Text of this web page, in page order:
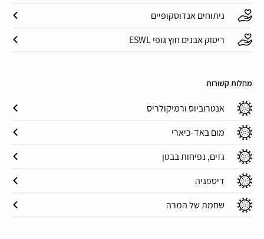
ניתוחים אנדוסקופיים
ריסוק אבנים חוץ גופי ESWL
מחלות קשורות
אנטרוביוס ורמיקולריס
מום באד-כיארי
גזים, נפיחות בבטן
דיספגיה
שחמת של המרה